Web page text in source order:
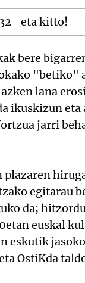
eta kitto!
bere
"betiko"
lana
ikuskizun
jarri
egitarau
da;
euskal
eskutik
OstiKda